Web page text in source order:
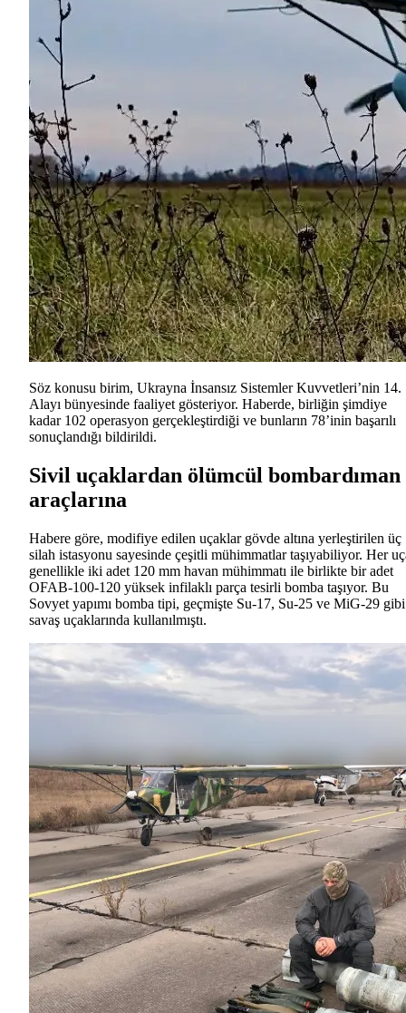
Söz konusu birim, Ukrayna İnsansız Sistemler Kuvvetleri’nin 14.
Alayı bünyesinde faaliyet gösteriyor. Haberde, birliğin şimdiye
kadar 102 operasyon gerçekleştirdiği ve bunların 78’inin başarılı
sonuçlandığı bildirildi.
Sivil uçaklardan ölümcül bombardıman
araçlarına
Habere göre, modifiye edilen uçaklar gövde altına yerleştirilen üç
silah istasyonu sayesinde çeşitli mühimmatlar taşıyabiliyor. Her
genellikle iki adet 120 mm havan mühimmatı ile birlikte bir adet
OFAB-100-120 yüksek infilaklı parça tesirli bomba taşıyor. Bu
Sovyet yapımı bomba tipi, geçmişte Su-17, Su-25 ve MiG-29 gibi
savaş uçaklarında kullanılmıştı.